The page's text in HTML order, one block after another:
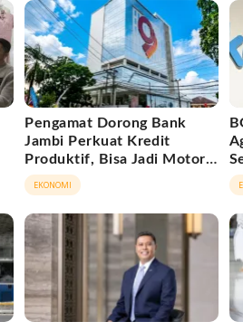
Pengamat Dorong Bank
Jambi Perkuat Kredit
Produktif, Bisa Jadi Motor
Ekonomi Daerah
EKONOMI